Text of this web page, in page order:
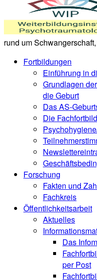
rund um
Fortbildungen
Einführung in
Grundlagen
die Geburt
Das AS-
Die
Forschung
Fakten und
Fachkreis
Öffentlichkeitsarbeit
Aktuelles
Das
per Post